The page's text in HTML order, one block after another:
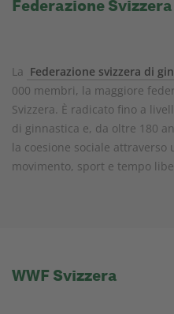
Federazione
La Federazione svizzera di
000 membri, la maggiore
Svizzera. È radicato fino a
di ginnastica e, da oltre 180
la coesione sociale
movimento, sport e tempo
WWF Svizzera